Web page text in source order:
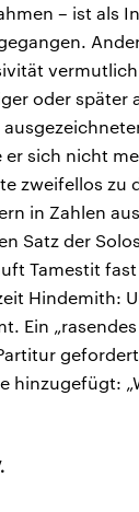
– ist als
oder später
sich nicht
zweifellos zu
in Zahlen
Satz der
Tamestit
Hindemith:
Ein
hinzugefügt: